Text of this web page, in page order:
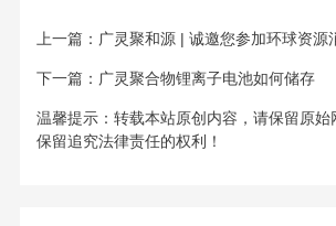
上一篇： 广灵聚和源 | 诚邀您参加环球资源
下一篇： 广灵聚合物锂离子电池如何储存
温馨提示：转载本站原创内容，请保留原始
保留追究法律责任的权利！